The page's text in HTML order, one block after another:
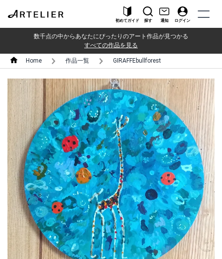
初めてガイド 探す 通知 ログイン
数千点の中からあなたにぴったりのアート作品が見つかる
すべての作品を見る
Home 作品一覧 GIRAFFEbullforest